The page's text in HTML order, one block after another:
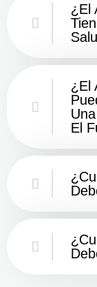
¿El
¿El
El